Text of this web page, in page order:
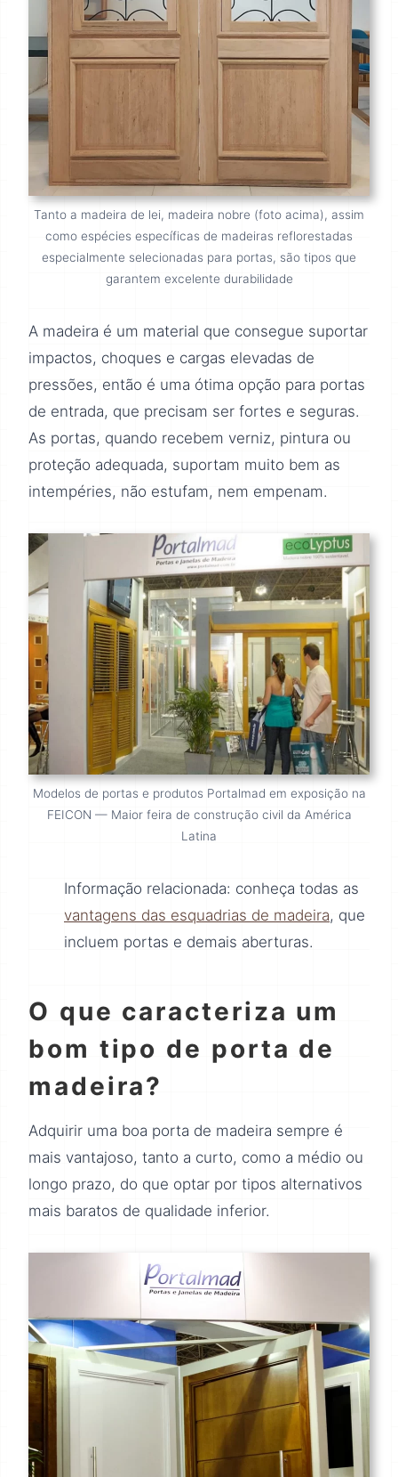
Tanto a madeira de lei, madeira nobre (foto acima), assim
como espécies específicas de madeiras reflorestadas
especialmente selecionadas para portas, são tipos que
garantem excelente durabilidade
A madeira é um material que consegue suportar
impactos, choques e cargas elevadas de
pressões, então é uma ótima opção para portas
de entrada, que precisam ser fortes e seguras.
As portas, quando recebem verniz, pintura ou
proteção adequada, suportam muito bem as
intempéries, não estufam, nem empenam.
Modelos de portas e produtos Portalmad em exposição na
FEICON — Maior feira de construção civil da América
Latina
Informação relacionada: conheça todas as
vantagens das esquadrias de madeira, que
incluem portas e demais aberturas.
O que caracteriza um
bom tipo de porta de
madeira?
Adquirir uma boa porta de madeira sempre é
mais vantajoso, tanto a curto, como a médio ou
longo prazo, do que optar por tipos alternativos
mais baratos de qualidade inferior.